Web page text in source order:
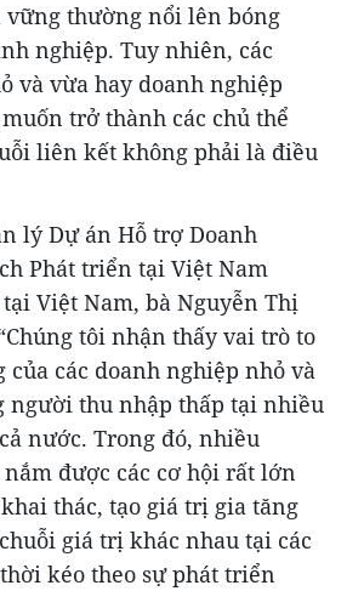
vững thường nổi lên bóng
nghiệp. Tuy nhiên, các
và vừa hay doanh nghiệp
trở thành các chủ thể
liên kết không phải là điều
lý Dự án Hỗ trợ Doanh
Phát triển tại Việt Nam
tại Việt Nam, bà Nguyễn Thị
tôi nhận thấy vai trò to
các doanh nghiệp nhỏ và
người thu nhập thấp tại nhiều
nước. Trong đó, nhiều
được các cơ hội rất lớn
thác, tạo giá trị gia tăng
giá trị khác nhau tại các
kéo theo sự phát triển